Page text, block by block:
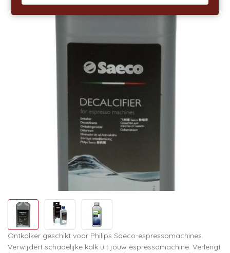
Ontkalker geschikt voor Philips Saeco-espressomachines.
Verwijdert schadelijke kalk uit jouw espressomachine. Verlengt